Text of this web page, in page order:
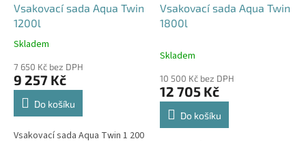
Vsakovací sada Aqua Twin
1200l
Průměrné
produktu
je
5,0
hvězdiček.
Skladem
7 650 Kč bez DPH
9 257 Kč
Do košíku
Vsakovací sada Aqua Twin 1 200
Vsakovací sada Aqua Twin
1800l
Skladem
10 500 Kč bez DPH
12 705 Kč
Do košíku